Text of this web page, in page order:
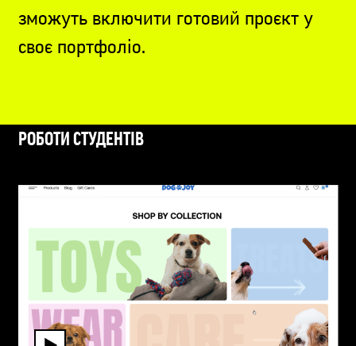
зможуть включити готовий проєкт у
своє портфоліо.
РОБОТИ СТУДЕНТІВ